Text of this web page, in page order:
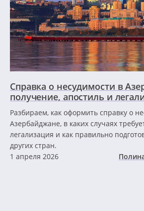
Справка о несудимости в
получение, апостиль и
Разбираем, как оформить справку о
Азербайджане, в каких случаях
легализация и как правильно
других стран.
1 апреля 2026